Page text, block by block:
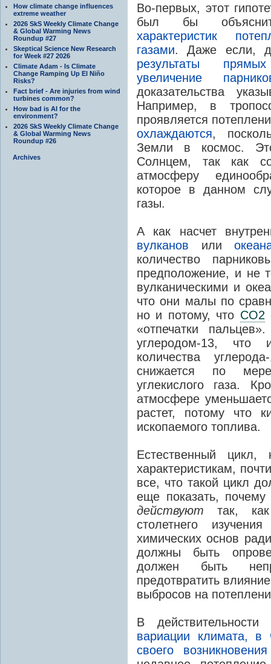
How climate change influences
extreme weather
2026 SkS Weekly Climate Change
& Global Warming News
Roundup #27
Skeptical Science New Research
for Week #27 2026
Climate Adam - Is Climate
Change Ramping Up El Niño
Risks?
Fact brief - Are injuries from wind
turbines common?
How bad is AI for the
environment?
2026 SkS Weekly Climate Change
& Global Warming News
Roundup #26
Archives
Во-первых, этот
был бы
характеристик
газами. Даже если,
результаты
увеличение
доказательства
Например, в
проявляется
охлаждаются,
Земли в космос.
Солнцем, так как
атмосферу
которое в данном
газы.
А как насчет
вулканов или
количество
предположение, и не
вулканическими и
что они малы по
но и потому, что CO2
«отпечатки
углеродом-13, что
количества
снижается по
углекислого газа.
атмосфере
растет, потому что
ископаемого топлива.
Естественный цикл,
характеристикам,
все, что такой цикл
еще показать,
действуют так,
столетнего
химических основ
должны быть
должен быть
предотвратить
выбросов на
В
вариации климата, в
своего